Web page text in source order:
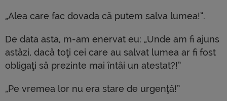
„Alea care fac dovada că putem salva lumea!”.
De data asta, m-am enervat eu: „Unde am fi ajuns
astăzi, dacă toţi cei care au salvat lumea ar fi fost
obligaţi să prezinte mai întâi un atestat?!”
„Pe vremea lor nu era stare de urgenţă!”